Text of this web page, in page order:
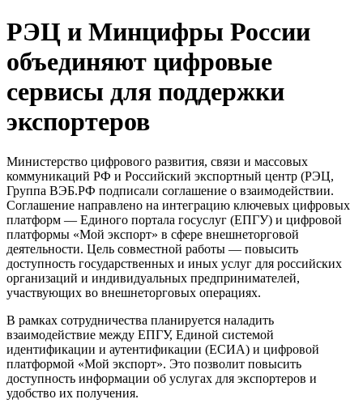
РЭЦ и Минцифры России
объединяют цифровые
сервисы для поддержки
экспортеров
Министерство цифрового развития, связи и массовых
коммуникаций РФ и Российский экспортный центр (РЭЦ,
Группа ВЭБ.РФ подписали соглашение о взаимодействии.
Соглашение направлено на интеграцию ключевых цифровых
платформ — Единого портала госуслуг (ЕПГУ) и цифровой
платформы «Мой экспорт» в сфере внешнеторговой
деятельности. Цель совместной работы — повысить
доступность государственных и иных услуг для российских
организаций и индивидуальных предпринимателей,
участвующих во внешнеторговых операциях.
В рамках сотрудничества планируется наладить
взаимодействие между ЕПГУ, Единой системой
идентификации и аутентификации (ЕСИА) и цифровой
платформой «Мой экспорт». Это позволит повысить
доступность информации об услугах для экспортеров и
удобство их получения.